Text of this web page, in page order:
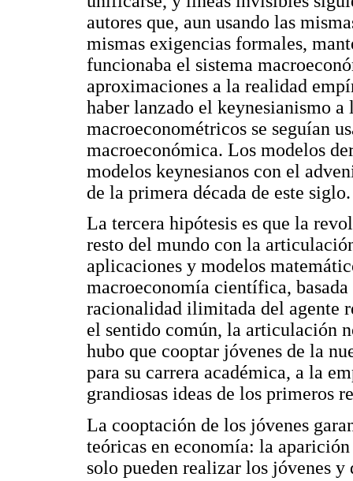
autores que, aun usando las
mismas exigencias formales,
funcionaba el sistema
aproximaciones a la realidad
haber lanzado el keynesianismo
macroeconométricos se seguían
macroeconómica. Los modelos
modelos keynesianos con el
de la primera década de este siglo.
La tercera hipótesis es que la
resto del mundo con la
aplicaciones y modelos
macroeconomía científica,
racionalidad ilimitada del agente
el sentido común, la articulación
hubo que cooptar jóvenes de la
para su carrera académica, a la
grandiosas ideas de los primeros
La cooptación de los jóvenes
teóricas en economía: la
solo pueden realizar los jóvenes